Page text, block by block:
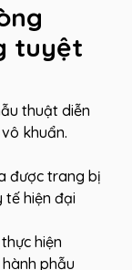
tuyệt
thuật diễn
khuẩn.
được trang bị
tế hiện đại
hiện
phẫu